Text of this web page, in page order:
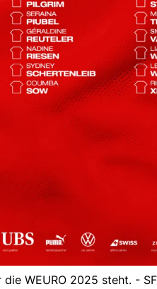
WEURO 2025 steht. -